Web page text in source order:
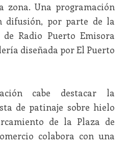
zona. Una programación
difusión, por parte de la
Radio Puerto Emisora
diseñada por El Puerto
cabe destacar la
de patinaje sobre hielo
de la Plaza de
colabora con una